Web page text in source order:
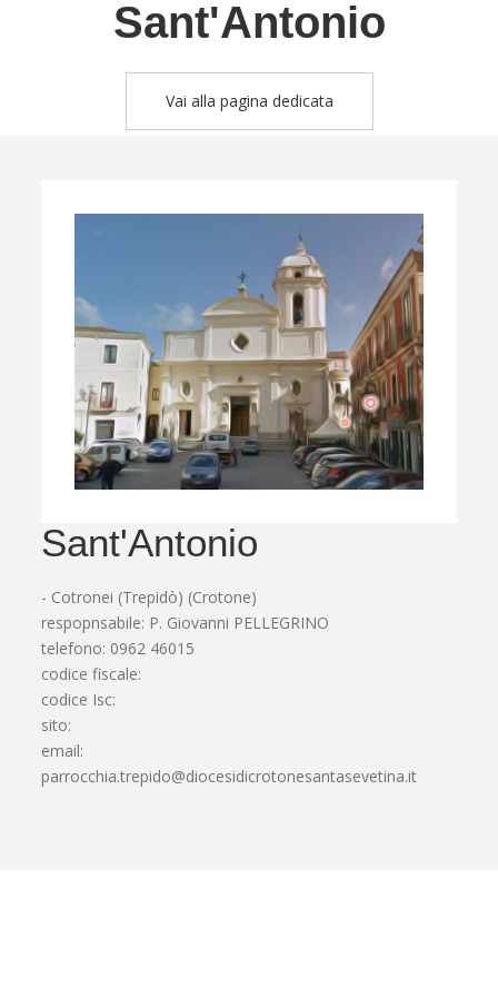
Sant'Antonio
Vai alla pagina dedicata
Sant'Antonio
- Cotronei (Trepidò) (Crotone)
respopnsabile: P. Giovanni PELLEGRINO
telefono: 0962 46015
codice fiscale:
codice Isc:
sito:
email:
parrocchia.trepido@diocesidicrotonesantasevetina.it